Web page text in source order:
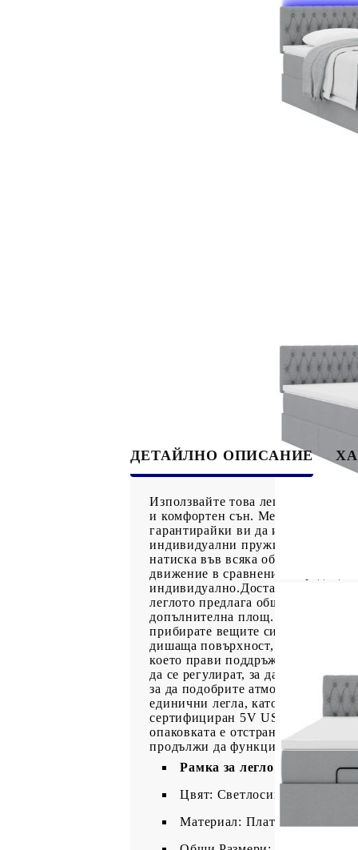
ДЕТАЙЛНО ОПИСАНИЕ
Използвайте това легло с
и комфортен сън. Мек и
гарантирайки ви да изпитате
индивидуални пружини с
натиска във всяка област. Този
движение в сравнение с
индивидуално.Достатъчно място
леглото предлага обширно
допълнителна площ. Само с едно
прибирате вещите си бързо и без
дишаща повърхност, като
което прави поддръжката
да се регулират, за да се
за да подобрите атмосферата на
единични легла, като всяка
сертифициран 5V USB
опаковката е отстранена или
продължи да функционира както
Рамка за легло с табла:
Цвят: Светлосив
Материал: Плат (100%